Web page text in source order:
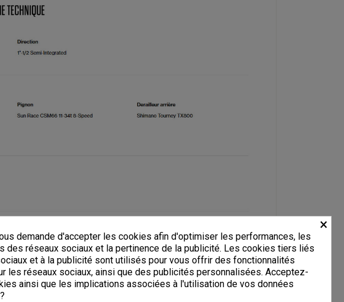
×
demande d'accepter les cookies afin d'optimiser les performances, les
des réseaux sociaux et la pertinence de la publicité. Les cookies tiers liés
et à la publicité sont utilisés pour vous offrir des fonctionnalités
les réseaux sociaux, ainsi que des publicités personnalisées. Acceptez-
ainsi que les implications associées à l'utilisation de vos données